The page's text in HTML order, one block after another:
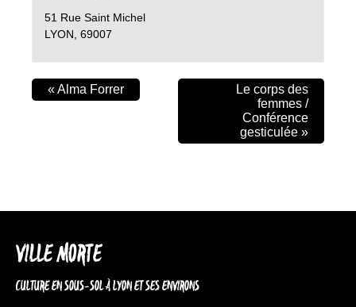
51 Rue Saint Michel
LYON 69007
«Alma Forrer
Le corps des
femmes /
Conférence
gesticulée »
VILLE MORTE
CULTURE EN SOUS-SOL À LYON ET SES ENVIRONS